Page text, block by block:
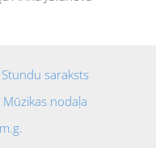
Stundu saraksts
Mūzikas nodaļa